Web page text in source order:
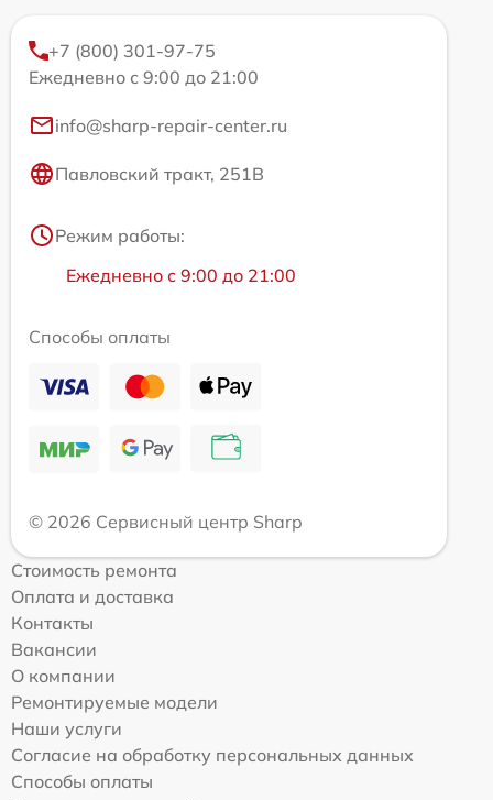
+7 (800) 301-97-75
Ежедневно с 9:00 до 21:00
info@sharp-repair-center.ru
Павловский тракт, 251В
Режим работы:
Ежедневно с 9:00 до 21:00
Способы оплаты
© 2026 Сервисный центр Sharp
Стоимость ремонта
Оплата и доставка
Контакты
Вакансии
О компании
Ремонтируемые модели
Наши услуги
Согласие на обработку персональных данных
Способы оплаты